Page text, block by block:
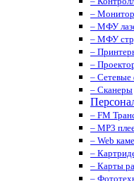
–
– МФУ
– МФУ
–
–
– Сетевые
– Сканеры
– FM
– MP3
– Web
–
– Карты
–